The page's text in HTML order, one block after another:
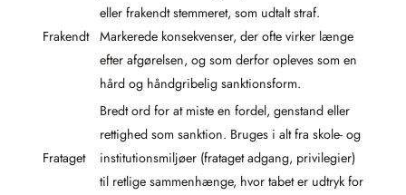
Frakendt
eller frakendt stemmeret, som udtalt straf.
Markerede konsekvenser, der ofte virker længe
efter afgørelsen, og som derfor opleves som en
hård og håndgribelig sanktionsform.
Frataget
Bredt ord for at miste en fordel, genstand eller
rettighed som sanktion. Bruges i alt fra skole- og
institutionsmiljøer (frataget adgang, privilegier)
til retlige sammenhænge, hvor tabet er udtryk for